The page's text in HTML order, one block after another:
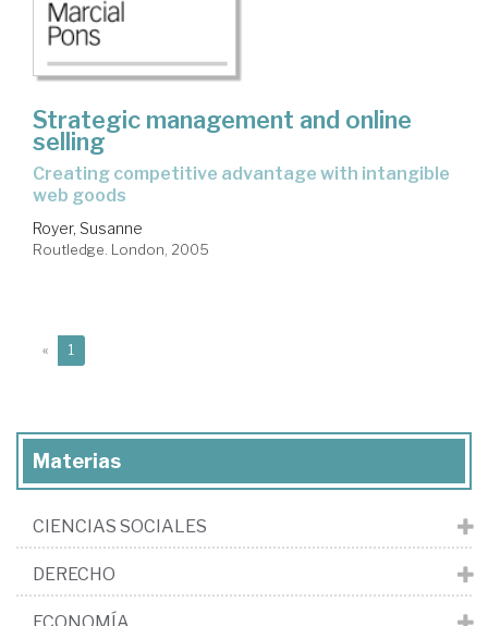
Strategic management and online
selling
creating competitive advantage with intangible
web goods
Royer, Susanne
Routledge. London, 2005
« 1
Materias
CIENCIAS SOCIALES
DERECHO